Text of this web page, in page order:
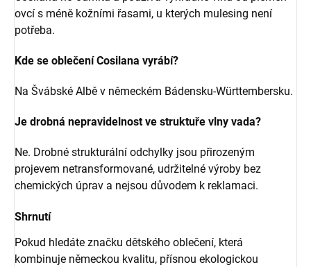
ovcí s méně kožními řasami, u kterých mulesing není
potřeba.
Kde se oblečení Cosilana vyrábí?
Na Švábské Albě v německém Bádensku-Württembersku.
Je drobná nepravidelnost ve struktuře vlny vada?
Ne. Drobné strukturální odchylky jsou přirozeným
projevem netransformované, udržitelné výroby bez
chemických úprav a nejsou důvodem k reklamaci.
Shrnutí
Pokud hledáte značku dětského oblečení, která
kombinuje německou kvalitu, přísnou ekologickou